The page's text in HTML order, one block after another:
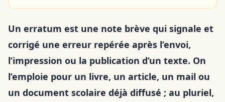
Un erratum est une note brève qui signale et
corrigé une erreur repérée après l’envoi,
l’impression ou la publication d’un texte. On
l’emploie pour un livre, un article, un mail ou
un document scolaire déjà diffusé ; au pluriel,